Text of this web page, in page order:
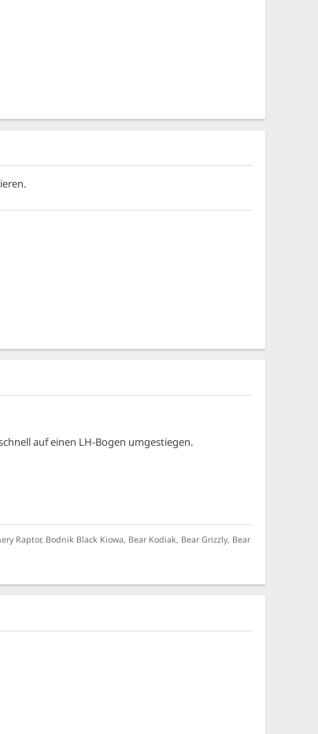
auf einen LH-Bogen umgestiegen.
Raptor, Bodnik Black Kiowa, Bear Kodiak, Bear Grizzly, Bear